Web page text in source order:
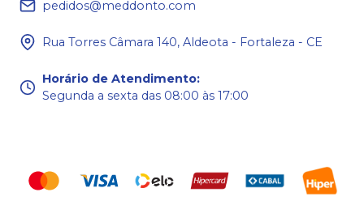
pedidos@meddonto.com
Rua Torres Câmara 140, Aldeota - Fortaleza - CE
Horário de Atendimento:
Segunda a sexta das 08:00 às 17:00